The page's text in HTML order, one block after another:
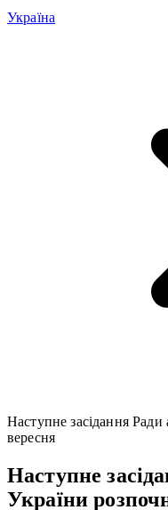
Україна
Наступне засідання Ради
вересня
Наступне
України